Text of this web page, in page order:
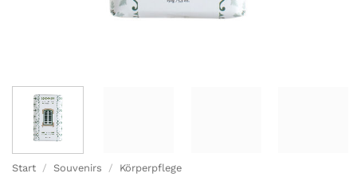
Start / Souvenirs / Körperpflege